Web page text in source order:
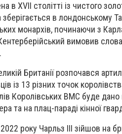
в XVII столітті із чистого
в лондонському
монархів, починаючи з
вимовив
Британії розпочався
із 13 різних точок
Королівських ВМС буде
та на плац-параді кінної
року Чарльз ІІІ зійшов на